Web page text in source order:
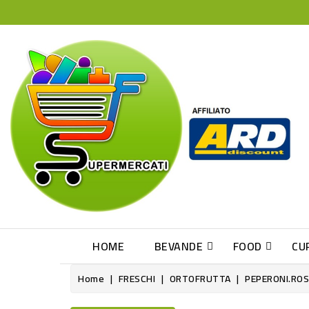
HOME BEVANDE FOOD
Home FRESCHI ORTOFRUTTA